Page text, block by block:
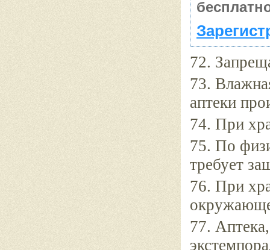
72.
73.
аптеки
74. При
75. По
требует
76. При
77.